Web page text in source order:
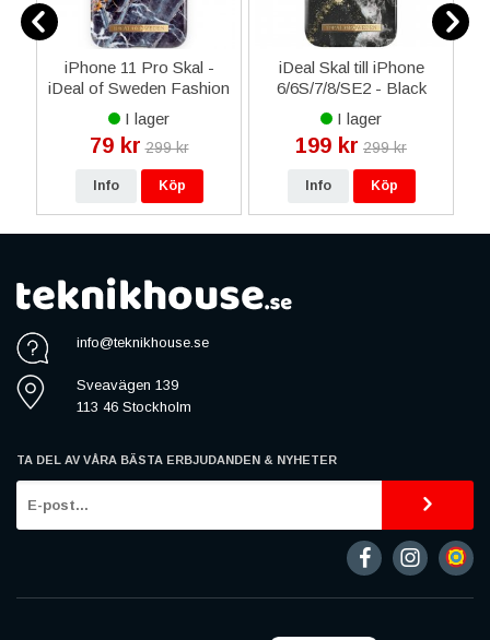
iPhone 11 Pro Skal -
iDeal of Sweden Fashion
- Midnight Blue Marble
I lager
79 kr 299 kr
Info Köp
iDeal Skal till iPhone
6/6S/7/8/SE2 - Black
Galaxy Marble
I lager
199 kr 299 kr
Info Köp
info@teknikhouse.se
Sveavägen 139
113 46 Stockholm
TA DEL AV VÅRA BÄSTA ERBJUDANDEN & NYHETER